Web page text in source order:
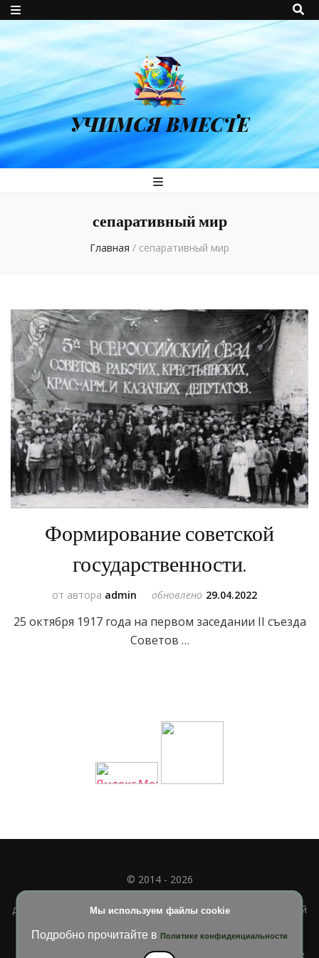
УЧИМСЯ ВМЕСТЕ
сепаративный мир
Главная / сепаративный мир
Формирование советской
государственности.
от автора admin обновлено 29.04.2022
25 октября 1917 года на первом заседании II съезда
Советов …
Мы используем файлы cookie
Подробно прочитайте в Политике конфиденциальности
© 2014 - 2026
Полное или частичное использование материала
допускается только при наличии активной и индексируемой
Blossom Diva | РазработанаТемы Blossom . На платформе